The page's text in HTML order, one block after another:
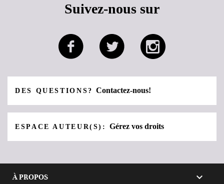
Suivez-nous sur
DES QUESTIONS?Contactez-nous!
ESPACE AUTEUR(S):Gérez vos droits
À PROPOS 